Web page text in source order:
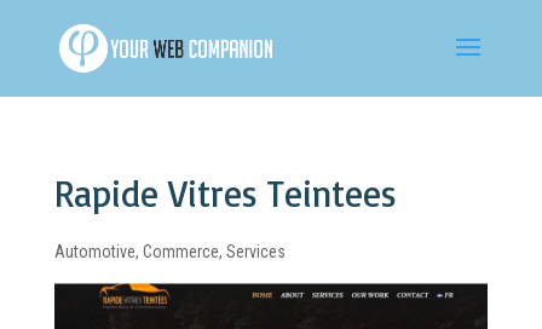
Rapide Vitres Teintees
Automotive, Commerce, Services